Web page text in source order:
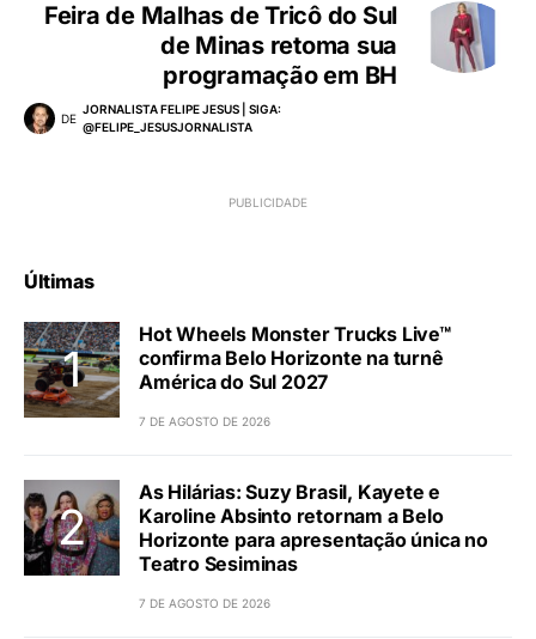
Feira de Malhas de Tricô do Sul
de Minas retoma sua
programação em BH
DE
JORNALISTA FELIPE JESUS | SIGA:
@FELIPE_JESUSJORNALISTA
Últimas
Hot Wheels Monster Trucks Live™
confirma Belo Horizonte na turnê
América do Sul 2027
7 DE AGOSTO DE 2026
As Hilárias: Suzy Brasil, Kayete e
Karoline Absinto retornam a Belo
Horizonte para apresentação única no
Teatro Sesiminas
7 DE AGOSTO DE 2026